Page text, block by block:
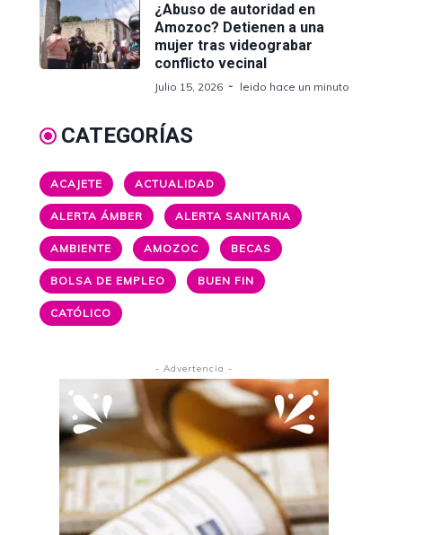
¿Abuso de autoridad en
Amozoc? Detienen a una
mujer tras videograbar
conflicto vecinal
Julio 15, 2026 leido hace un minuto
CATEGORÍAS
ACAJETE ACTUALIDAD
ALERTA ÁMBER ALERTA SANITARIA
AMBIENTE AMOZOC BECAS
BOLSA DE EMPLEO BUEN FIN
CATÓLICO
- Advertencia -